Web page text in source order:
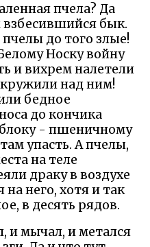
пчела? Да
взбесившийся бык.
до того злые!
Носку войну
и вихрем налетели
над ним!
бедное
до кончика
- пшеничному
упасть. А пчелы,
на теле
драку в воздухе
на него, хотя и так
в десять рядов.
и мычал, и метался